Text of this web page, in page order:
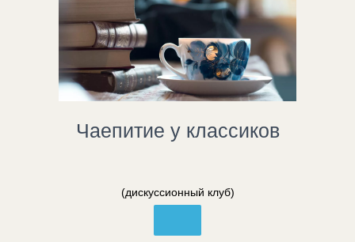
Чаепитие у классиков
(дискуссионный клуб)